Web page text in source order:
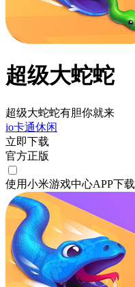
超级大蛇蛇
超级大蛇蛇有胆你就来
io卡通休闲
立即下载
官方正版
使用小米游戏中心APP下载